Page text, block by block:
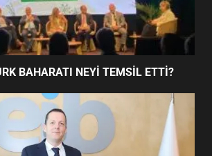
EDREMİT’İN GURURU TÜRKİYE
FİNALİNDE NE BAŞARDI?
BALIKESİR MÜZELERİNDE SÜRE
UZATILDI: NE DEĞİŞTİ?
BAHARATI NEYİ TEMSİL ETTİ?